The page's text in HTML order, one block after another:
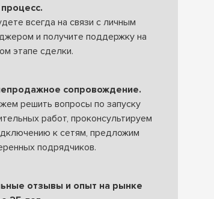
всегда на связи с личным
и получите поддержку на
этапе сделки.
сопровождение.
решить вопросы по запуску
работ, проконсультируем
к сетям, предложим
подрядчиков.
отзывы и опыт на рынке